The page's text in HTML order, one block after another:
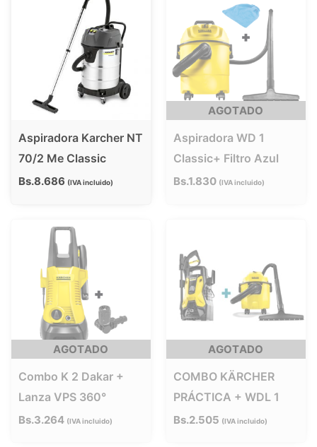
Aspiradora Karcher NT
70/2 Me Classic
Bs.8.686 IVA incluido
AGOTADO
Aspiradora WD 1
Classic+ Filtro Azul
Bs.1.830 IVA incluido
AGOTADO
Combo K 2 Dakar +
Lanza VPS 360°
Bs.3.264 IVA incluido
AGOTADO
COMBO KÄRCHER
PRÁCTICA + WDL 1
Bs.2.505 IVA incluido